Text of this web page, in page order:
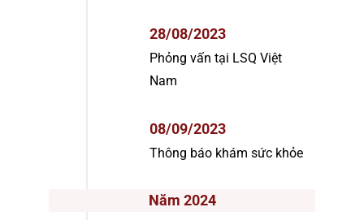
28/08/2023
Phỏng vấn tại LSQ Việt
Nam
08/09/2023
Thông báo khám sức khỏe
Năm 2024